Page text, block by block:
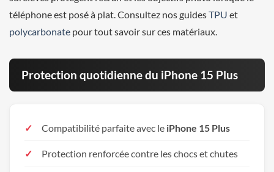
téléphone est posé à plat. Consultez nos guidesTPU et
polycarbonate pour tout savoir sur ces matériaux.
Protection quotidienne du iPhone 15 Plus
Compatibilité parfaite avec le iPhone 15 Plus
Protection renforcée contre les chocs et chutes